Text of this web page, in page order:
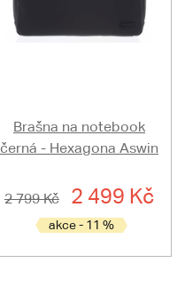
Brašna na notebook
černá - Hexagona Aswin
2 799 Kč 2 499 Kč
akce - 11 %